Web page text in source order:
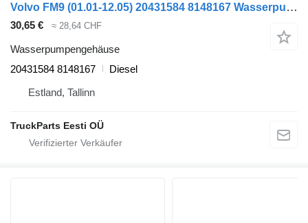
Volvo FM9 (01.01-12.05) 20431584 8148167 Wasserpumpengehäuse für Volvo FM7-FM12, FM, FMX (1998-2014) LKW
30,65 € ≈ 28,64 CHF
Wasserpumpengehäuse
20431584 8148167
Diesel
Estland, Tallinn
TruckParts Eesti OÜ